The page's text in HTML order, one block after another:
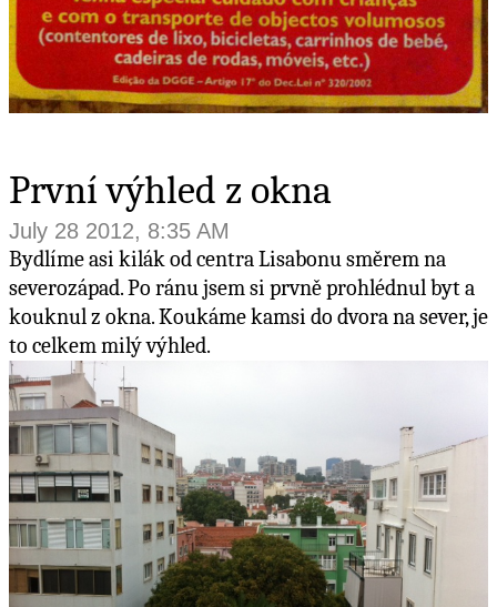
První výhled z okna
July 28 2012, 8:35 AM
Bydlíme asi kilák od centra Lisabonu směrem na
severozápad. Po ránu jsem si prvně prohlédnul byt a
kouknul z okna. Koukáme kamsi do dvora na sever, je
to celkem milý výhled.